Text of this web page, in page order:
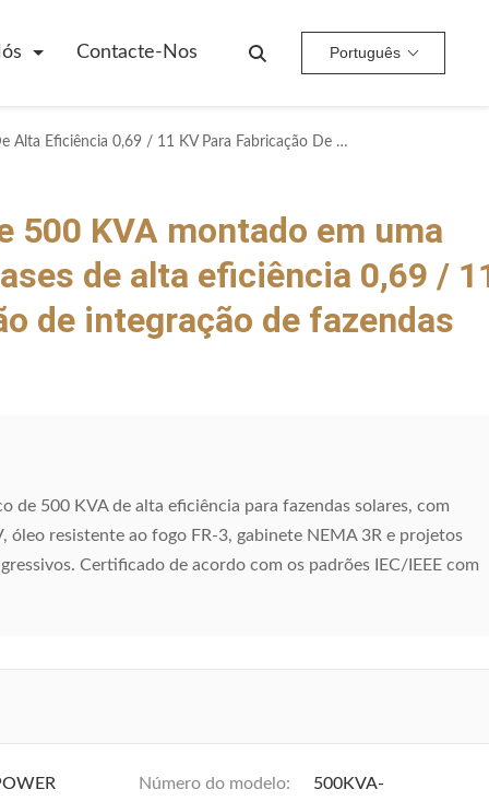
Contacte-Nos Português
Transformador De 500 KVA Montado Em Uma Plataforma De 3 Fases De Alta Eficiência 0,69 / 11 KV Para Fabricação De Integração De Fazendas Solares
500 KVA montado em uma
de alta eficiência 0,69 /
de integração de fazendas
de 500 KVA de alta eficiência para fazendas solares, com
óleo resistente ao fogo FR-3, gabinete NEMA 3R e projetos
Certificado de acordo com os padrões IEC/IEEE com
Número do modelo:
500KVA-